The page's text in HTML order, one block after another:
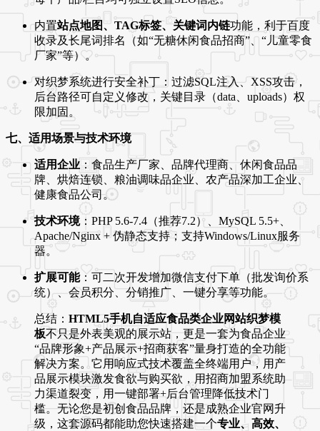
内置站点地图、TAG标签、关键词内链功能，利于百度
收录及长尾词排名（如“无糖休闲食品招商”、“儿童零食
厂家”等）。
对织梦系统进行安全补丁：过滤SQL注入、XSS攻击，
后台路径可自定义修改，关键目录（data、uploads）权
限加固。
七、适用场景与技术环境
适用企业 ：食品生产厂家、品牌代理商、休闲食品品
牌、烘焙连锁、粮油调味品企业、农产品深加工企业、
健康食品公司。
技术环境：PHP 5.6-7.4（推荐7.2）、MySQL 5.5+、
Apache/Nginx + 伪静态支持；支持Windows/Linux服务
器。
扩展可能：可二次开发增加微信支付下单（批发询价系
统）、会员积分、分销推广、一键分享等功能。
总结： HTML5手机自适应食品类企业网站织梦模
板不只是外表美观的展示站，更是一套为食品企业
“品牌形象+产品展示+招商获客”量身打造的全功能
解决方案。它用响应式技术覆盖全终端用户，用产
品展示模块激发食欲与购买欲，用招商加盟系统助
力渠道裂变，用一键部署+后台管理降低技术门
槛。无论您是初创食品品牌，还是成熟企业官网升
级，这套源码都能助您快速搭建一个专业、高效、